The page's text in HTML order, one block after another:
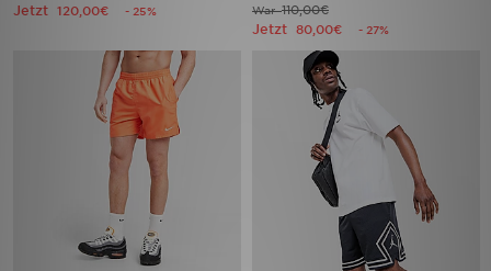
Jetzt 120,00€ - 25% War110,00€
Jetzt 80,00€ - 27%